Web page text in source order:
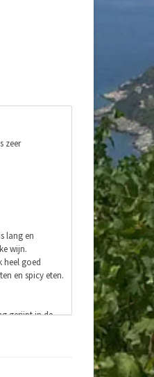
zeer
lang en
wijn.
heel goed
en spicy eten.
gerijpt in de